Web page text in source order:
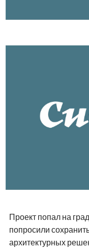
Проект попал на
попросили
архитектурных